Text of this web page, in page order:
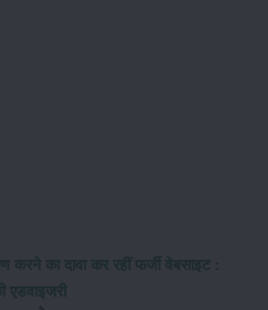
का दावा कर रहीं फर्जी वेबसाइट :
एडवाइजरी